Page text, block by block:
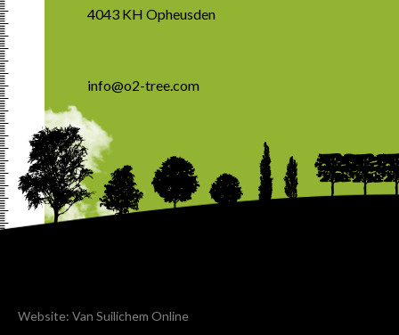
4043 KH Opheusden
info@o2-tree.com
Website: Van Suilichem Online